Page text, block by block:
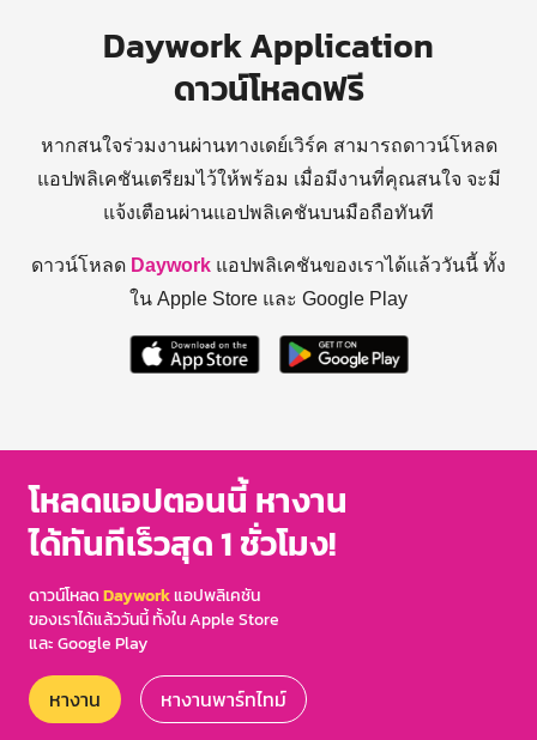
Daywork Application
ดาวน์โหลดฟรี
หากสนใจร่วมงานผ่านทางเดย์เวิร์ค สามารถดาวน์โหลด
แอปพลิเคชันเตรียมไว้ให้พร้อม เมื่อมีงานที่คุณสนใจ จะมี
แจ้งเตือนผ่านแอปพลิเคชันบนมือถือทันที
ดาวน์โหลด Daywork แอปพลิเคชันของเราได้แล้ววันนี้ ทั้ง
ใน Apple Store และ Google Play
โหลดแอปตอนนี้ หางาน
ได้ทันทีเร็วสุด 1 ชั่วโมง!
ดาวน์โหลดDayworkแอปพลิเคชัน
ของเราได้แล้ววันนี้ ทั้งใน Apple Store
และ Google Play
หางาน หางานพาร์ทไทม์